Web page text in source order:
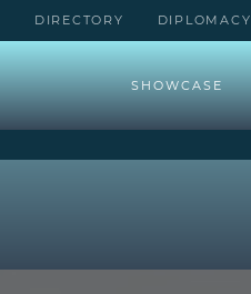
DIRECTORY DIPLOMACY
SHOWCASE